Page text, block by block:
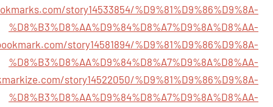
story14533854/%D9%81%D9%86%D9%8A-
%D8%B3%D8%AA%D9%84%D8%A7%D9%8A%D8%AA-
story14581894/%D9%81%D9%86%D9%8A-
%D8%B3%D8%AA%D9%84%D8%A7%D9%8A%D8%AA-
story14522050/%D9%81%D9%86%D9%8A-
%D8%B3%D8%AA%D9%84%D8%A7%D9%8A%D8%AA-